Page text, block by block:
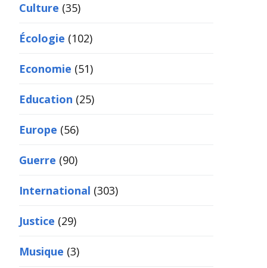
Culture (35)
Écologie (102)
Economie (51)
Education (25)
Europe (56)
Guerre (90)
International (303)
Justice (29)
Musique (3)